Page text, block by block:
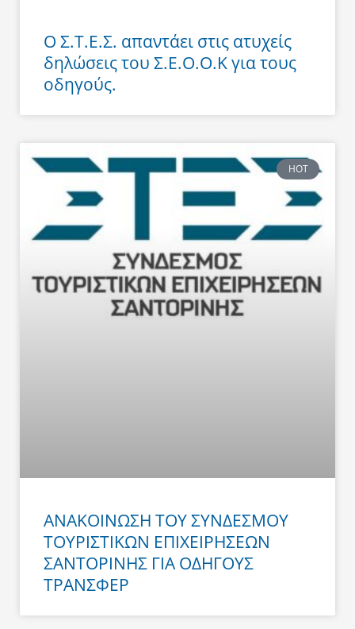
Ο Σ.Τ.Ε.Σ. απαντάει στις ατυχείς
δηλώσεις του Σ.Ε.Ο.Ο.Κ για τους
οδηγούς.
HOT
ΑΝΑΚΟΙΝΩΣΗ ΤΟΥ ΣΥΝΔΕΣΜΟΥ
ΤΟΥΡΙΣΤΙΚΩΝ ΕΠΙΧΕΙΡΗΣΕΩΝ
ΣΑΝΤΟΡΙΝΗΣ ΓΙΑ ΟΔΗΓΟΥΣ
ΤΡΑΝΣΦΕΡ